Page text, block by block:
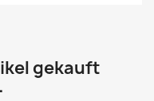
gekauft